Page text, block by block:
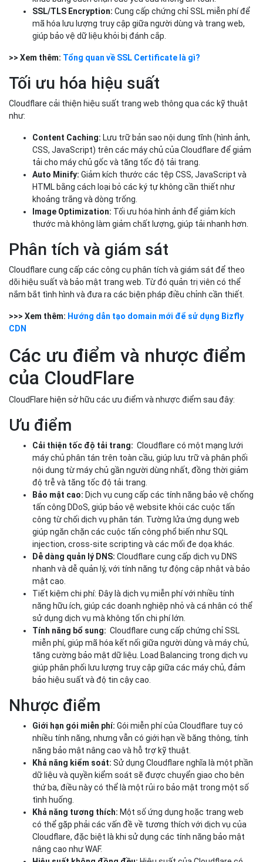
SSL/TLS Encryption: Cung cấp chứng chỉ SSL miễn phí để
mã hóa lưu lượng truy cập giữa người dùng và trang web,
giúp bảo vệ dữ liệu khỏi bị đánh cắp.
>> Xem thêm: Tổng quan về SSL Certificate là gì?
Tối ưu hóa hiệu suất
Cloudflare cải thiện hiệu suất trang web thông qua các kỹ thuật
như:
Content Caching: Lưu trữ bản sao nội dung tĩnh (hình ảnh,
CSS, JavaScript) trên các máy chủ của Cloudflare để giảm
tải cho máy chủ gốc và tăng tốc độ tải trang.
Auto Minify: Giảm kích thước các tệp CSS, JavaScript và
HTML bằng cách loại bỏ các ký tự không cần thiết như
khoảng trắng và dòng trống.
Image Optimization: Tối ưu hóa hình ảnh để giảm kích
thước mà không làm giảm chất lượng, giúp tải nhanh hơn.
Phân tích và giám sát
Cloudflare cung cấp các công cụ phân tích và giám sát để theo
dõi hiệu suất và bảo mật trang web. Từ đó quản trị viên có thể
nắm bắt tình hình và đưa ra các biện pháp điều chỉnh cần thiết.
>>> Xem thêm: Hướng dẫn tạo domain mới để sử dụng Bizfly
CDN
Các ưu điểm và nhược điểm
của CloudFlare
CloudFlare hiện sở hữu các ưu điểm và nhược điểm sau đây:
Ưu điểm
Cải thiện tốc độ tải trang: Cloudflare có một mạng lưới
máy chủ phân tán trên toàn cầu, giúp lưu trữ và phân phối
nội dung từ máy chủ gần người dùng nhất, đồng thời giảm
độ trễ và tăng tốc độ tải trang.
Bảo mật cao: Dịch vụ cung cấp các tính năng bảo vệ chống
tấn công DDoS, giúp bảo vệ website khỏi các cuộc tấn
công từ chối dịch vụ phân tán. Tường lửa ứng dụng web
giúp ngăn chặn các cuộc tấn công phổ biến như SQL
injection, cross-site scripting và các mối đe dọa khác.
Dễ dàng quản lý DNS: Cloudflare cung cấp dịch vụ DNS
nhanh và dễ quản lý, với tính năng tự động cập nhật và bảo
mật cao.
Tiết kiệm chi phí: Đây là dịch vụ miễn phí với nhiều tính
năng hữu ích, giúp các doanh nghiệp nhỏ và cá nhân có thể
sử dụng dịch vụ mà không tốn chi phí lớn.
Tính năng bổ sung: Cloudflare cung cấp chứng chỉ SSL
miễn phí, giúp mã hóa kết nối giữa người dùng và máy chủ,
tăng cường bảo mật dữ liệu. Load Balancing trong dịch vụ
giúp phân phối lưu lượng truy cập giữa các máy chủ, đảm
bảo hiệu suất và độ tin cậy cao.
Nhược điểm
Giới hạn gói miễn phí: Gói miễn phí của Cloudflare tuy có
nhiều tính năng, nhưng vẫn có giới hạn về băng thông, tính
năng bảo mật nâng cao và hỗ trợ kỹ thuật.
Khả năng kiểm soát: Sử dụng Cloudflare nghĩa là một phần
dữ liệu và quyền kiểm soát sẽ được chuyển giao cho bên
thứ ba, điều này có thể là một rủi ro bảo mật trong một số
tình huống.
Khả năng tương thích: Một số ứng dụng hoặc trang web
có thể gặp phải các vấn đề về tương thích với dịch vụ của
Cloudflare, đặc biệt là khi sử dụng các tính năng bảo mật
nâng cao như WAF.